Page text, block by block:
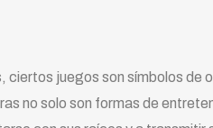
juegos son símbolos de
no solo son formas de